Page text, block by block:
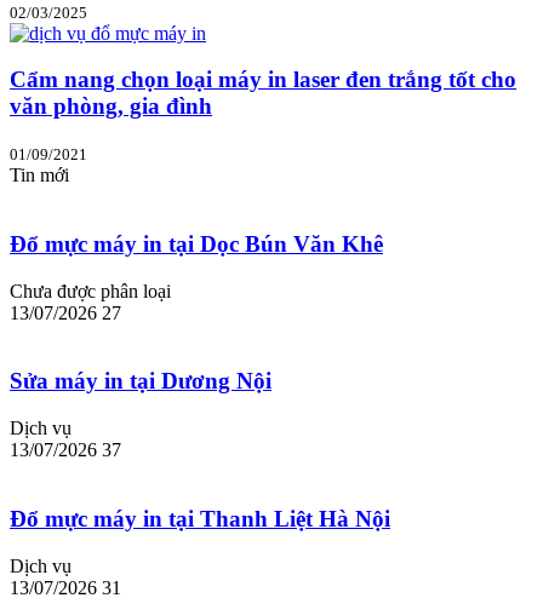
02/03/2025
Cẩm nang chọn loại máy in laser đen trắng tốt cho
văn phòng, gia đình
01/09/2021
Tin mới
Đổ mực máy in tại Dọc Bún Văn Khê
Chưa được phân loại
13/07/2026 27
Sửa máy in tại Dương Nội
Dịch vụ
13/07/2026 37
Đổ mực máy in tại Thanh Liệt Hà Nội
Dịch vụ
13/07/2026 31